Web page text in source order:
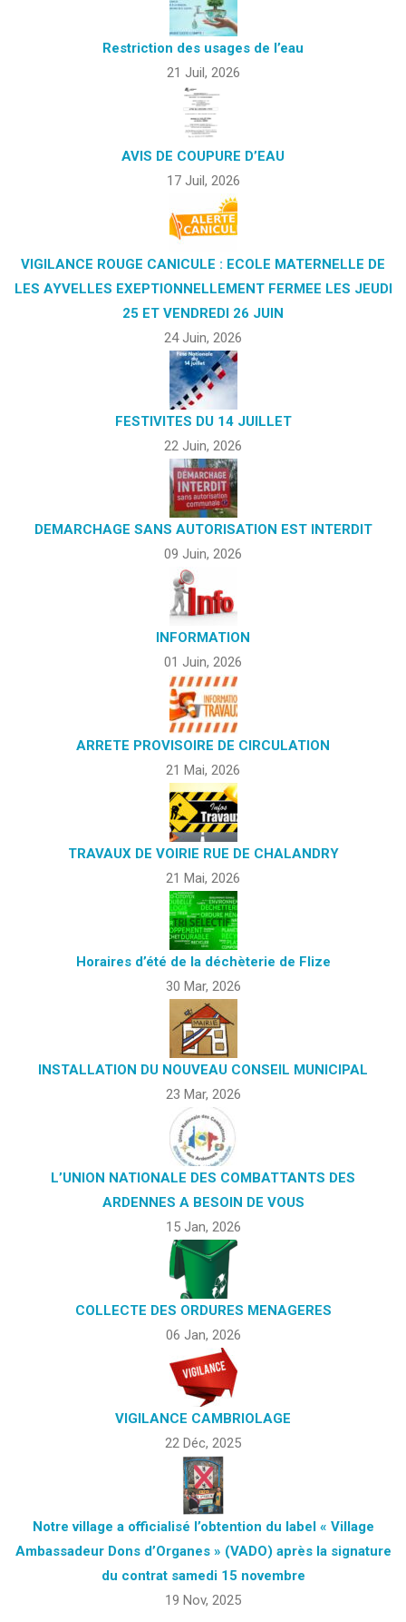
Restriction des usages de l’eau
21 Juil, 2026
AVIS DE COUPURE D’EAU
17 Juil, 2026
VIGILANCE ROUGE CANICULE : ECOLE MATERNELLE DE
LES AYVELLES EXEPTIONNELLEMENT FERMEE LES JEUDI
25 ET VENDREDI 26 JUIN
24 Juin, 2026
FESTIVITES DU 14 JUILLET
22 Juin, 2026
DEMARCHAGE SANS AUTORISATION EST INTERDIT
09 Juin, 2026
INFORMATION
01 Juin, 2026
ARRETE PROVISOIRE DE CIRCULATION
21 Mai, 2026
TRAVAUX DE VOIRIE RUE DE CHALANDRY
21 Mai, 2026
Horaires d’été de la déchèterie de Flize
30 Mar, 2026
INSTALLATION DU NOUVEAU CONSEIL MUNICIPAL
23 Mar, 2026
L’UNION NATIONALE DES COMBATTANTS DES
ARDENNES A BESOIN DE VOUS
15 Jan, 2026
COLLECTE DES ORDURES MENAGERES
06 Jan, 2026
VIGILANCE CAMBRIOLAGE
22 Déc, 2025
Notre village a officialisé l’obtention du label « Village
Ambassadeur Dons d’Organes » (VADO) après la signature
du contrat samedi 15 novembre
19 Nov, 2025